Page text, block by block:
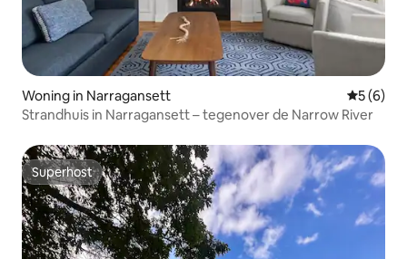
Woning in Narragansett
5 (6)
Strandhuis in Narragansett – tegenover de Narrow River
Superhost
Superhost